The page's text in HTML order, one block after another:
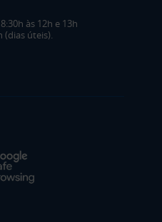
às 12h e 13h
(dias úteis).